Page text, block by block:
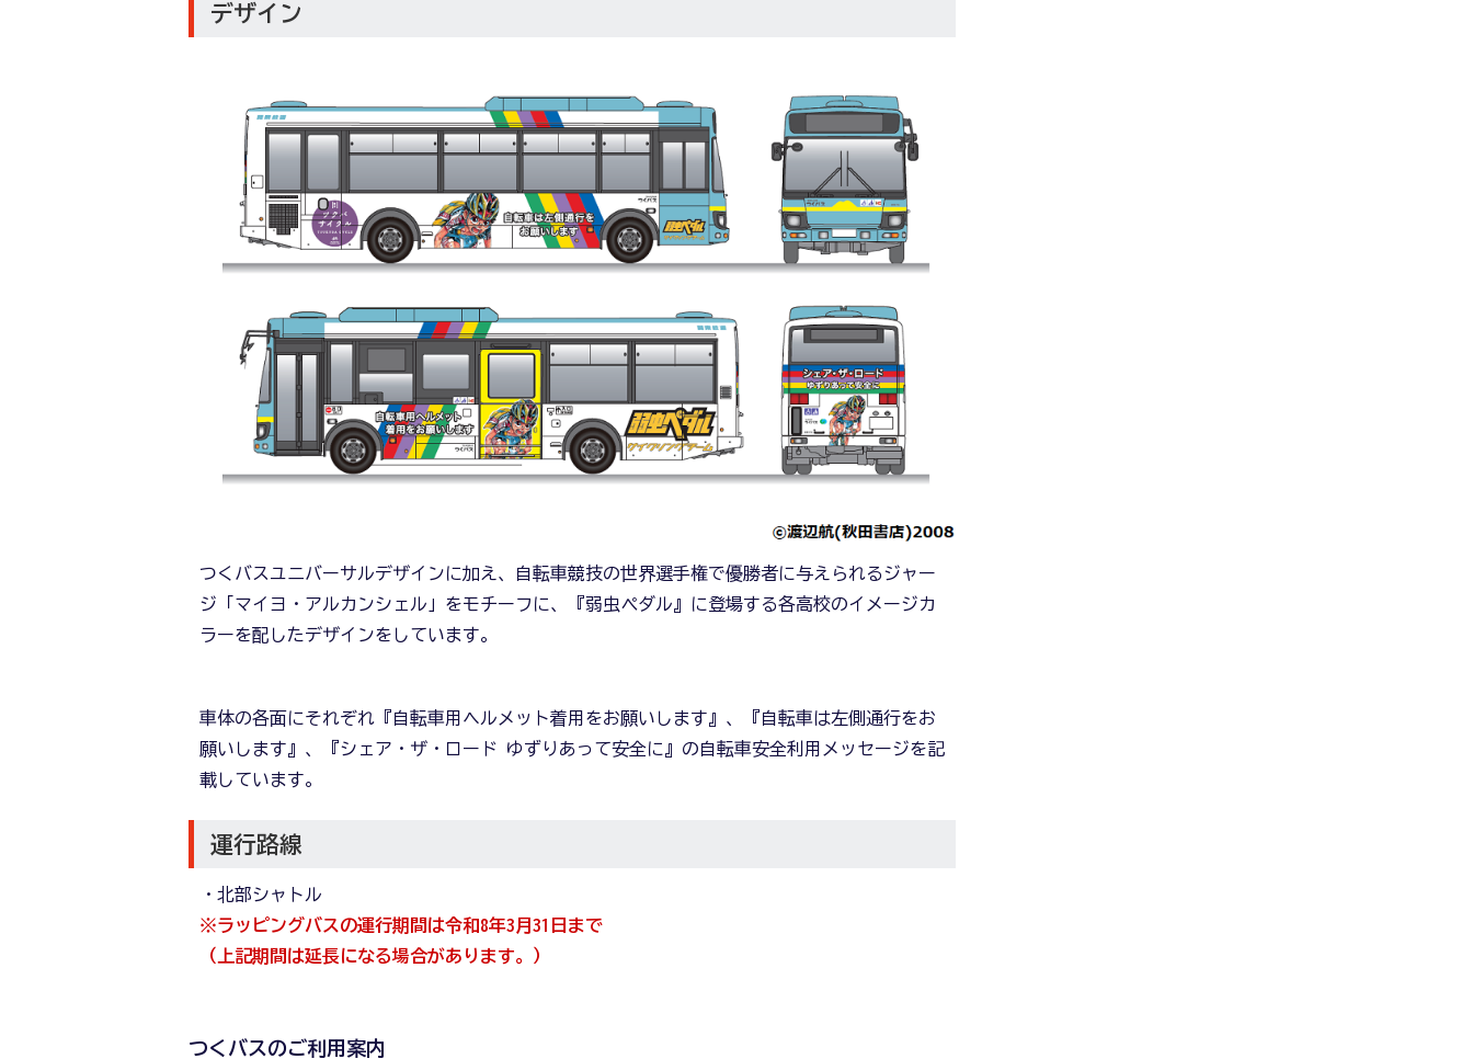
デザイン
つくバスユニバーサルデザインに加え、自転車競技の世界選手権で優勝者に与えられるジャー
ジ「マイヨ・アルカンシェル」をモチーフに、『弱虫ペダル』に登場する各高校のイメージカ
ラーを配したデザインをしています。
車体の各面にそれぞれ『自転車用ヘルメット着用をお願いします』、『自転車は左側通行をお
願いします』、『シェア・ザ・ロード ゆずりあって安全に』の自転車安全利用メッセージを記
載しています。
運行路線
・北部シャトル
※ラッピングバスの運行期間は令和8年3月31日まで
（上記期間は延長になる場合があります。）
つくバスのご利用案内